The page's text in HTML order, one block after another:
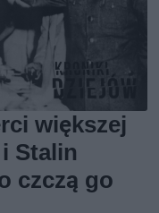
większej
Stalin
czczą go